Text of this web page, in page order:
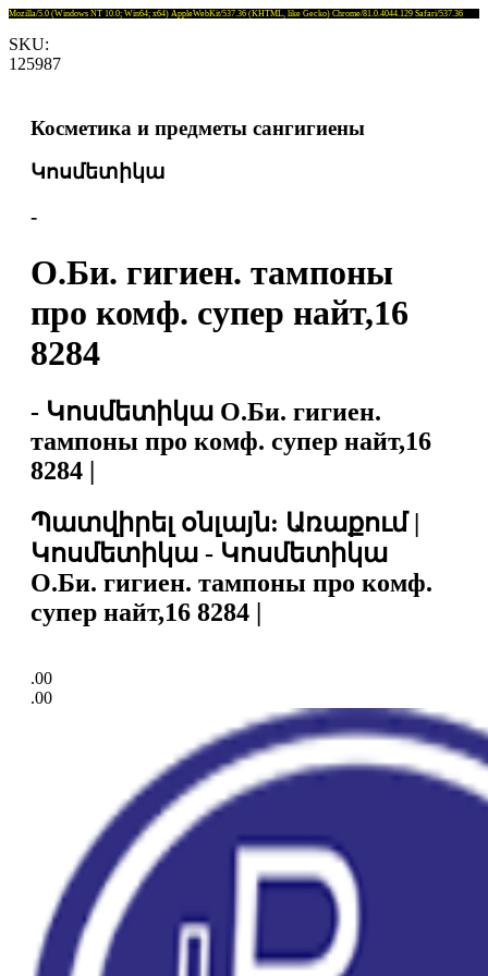
Mozilla/5.0 (Windows NT 10.0; Win64; x64) AppleWebKit/537.36 (KHTML, like Gecko) Chrome/81.0.4044.129 Safari/537.36
SKU:
125987
Косметика и предметы сангигиены
Կոսմետիկա
-
О.Би. гигиен. тампоны
про комф. супер найт,16
8284
- Կոսմետիկա О.Би. гигиен.
тампоны про комф. супер найт,16
8284 |
Պատվիրել օնլայն: Առաքում |
Կոսմետիկա - Կոսմետիկա
О.Би. гигиен. тампоны про комф.
супер найт,16 8284 |
.00
.00